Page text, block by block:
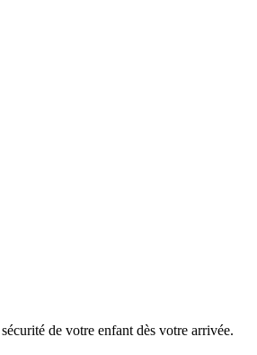
de votre enfant dès votre arrivée.